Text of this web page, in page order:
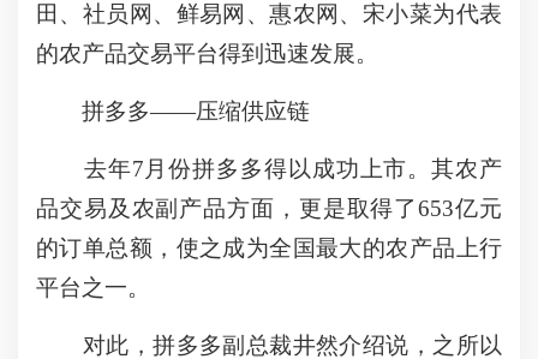
田、社员网、鲜易网、惠农网、宋小菜为代表
的农产品交易平台得到迅速发展。
拼多多——压缩供应链
去年7月份拼多多得以成功上市。其农产
品交易及农副产品方面，更是取得了653亿元
的订单总额，使之成为全国最大的农产品上行
平台之一。
对此，拼多多副总裁井然介绍说，之所以